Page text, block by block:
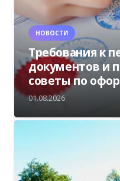
НОВОСТИ
Требования к
документов и
советы по
01.08.2026